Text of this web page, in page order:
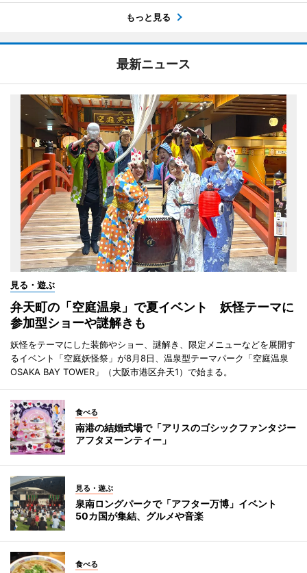
もっと見る
最新ニュース
見る・遊ぶ
弁天町の「空庭温泉」で夏イベント 妖怪テーマに
参加型ショーや謎解きも
妖怪をテーマにした装飾やショー、謎解き、限定メニューなどを展開す
るイベント「空庭妖怪祭」が8月8日、温泉型テーマパーク「空庭温泉
OSAKA BAY TOWER」（大阪市港区弁天1）で始まる。
食べる
南港の結婚式場で「アリスのゴシックファンタジー
アフタヌーンティー」
見る・遊ぶ
泉南ロングパークで「アフター万博」イベント
50カ国が集結、グルメや音楽
食べる